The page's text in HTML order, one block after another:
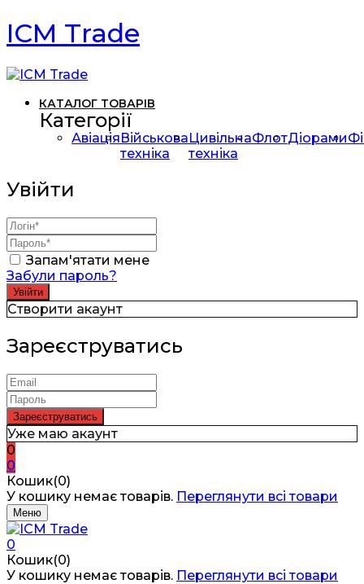
ICM Trade
КАТАЛОГ ТОВАРІВ
Категорії
АвіаціяВійськова
техніка
Цивільна
техніка
ФлотДіорами
Увійти
Запам'ятати мене
Забули пароль?
Створити акаунт
Зареєструватись
Уже маю акаунт
0
0
Кошик(0)
У кошику немає товарів. Переглянути всі товари
Меню
0
Кошик(0)
У кошику немає товарів. Переглянути всі товари